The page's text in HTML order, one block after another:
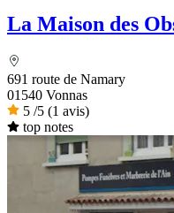
La Maison des
691 route de Namary
01540 Vonnas
5 /5 (1 avis)
top notes